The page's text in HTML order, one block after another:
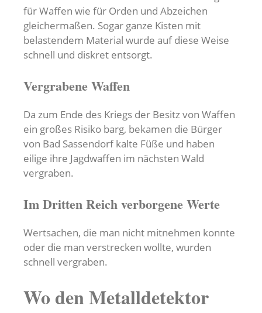
für Waffen wie für Orden und Abzeichen
gleichermaßen. Sogar ganze Kisten mit
belastendem Material wurde auf diese Weise
schnell und diskret entsorgt.
Vergrabene Waffen
Da zum Ende des Kriegs der Besitz von Waffen
ein großes Risiko barg, bekamen die Bürger
von Bad Sassendorf kalte Füße und haben
eilige ihre Jagdwaffen im nächsten Wald
vergraben.
Im Dritten Reich verborgene Werte
Wertsachen, die man nicht mitnehmen konnte
oder die man verstrecken wollte, wurden
schnell vergraben.
Wo den Metalldetektor